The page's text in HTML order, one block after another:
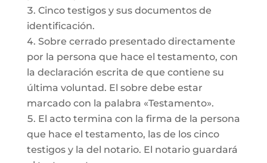
Cinco testigos y sus documentos de
identificación.
Sobre cerrado presentado directamente
por la persona que hace el testamento, con
la declaración escrita de que contiene su
última voluntad. El sobre debe estar
marcado con la palabra «Testamento».
El acto termina con la firma de la persona
que hace el testamento, las de los cinco
testigos y la del notario. El notario guardará